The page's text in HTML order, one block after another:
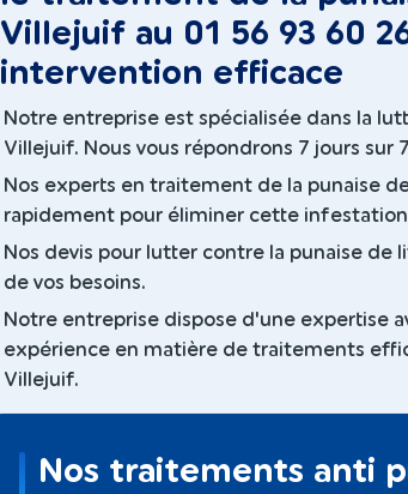
Villejuif au 01 56 93 60
intervention efficace
Notre entreprise est spécialisée dans la
Villejuif. Nous vous répondrons 7 jours sur
Nos experts en traitement de la punaise
rapidement pour éliminer cette
Nos devis pour lutter contre la punaise
de vos besoins.
Notre entreprise dispose d'une expertise
expérience en matière de traitements
Villejuif.
Nos traitements anti